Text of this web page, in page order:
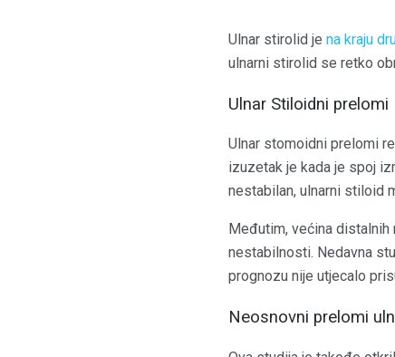
Ulnar stirolid je na kraju
ulnarni stirolid se retko
Ulnar Stiloidni prelomi
Ulnar stomoidni prelomi
izuzetak je kada je spoj
nestabilan, ulnarni stiloid
Međutim, većina
nestabilnosti. Nedavna
prognozu nije utjecalo
Neosnovni prelomi